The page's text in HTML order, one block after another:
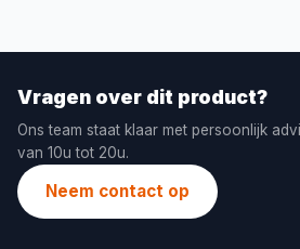
Vragen over dit product?
Ons team staat klaar met persoonlijk
van 10u tot 20u.
Neem contact op